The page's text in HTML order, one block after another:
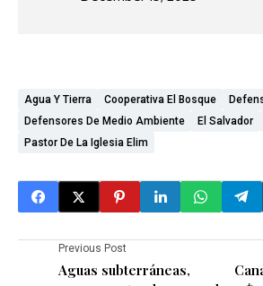
Agua Y Tierra Cooperativa El Bosque
Defensores De Medio Ambiente
El Salvador
Pastor De La Iglesia Elim
Previous Post
Aguas subterráneas,